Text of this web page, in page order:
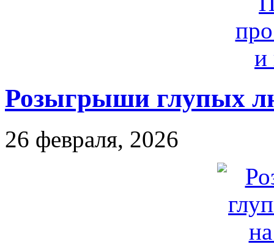
Розыгрыши глупых
26 февраля, 2026